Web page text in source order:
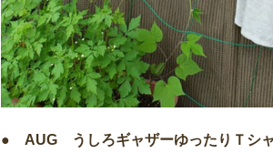
● AUG うしろギャザーゆったりＴシ